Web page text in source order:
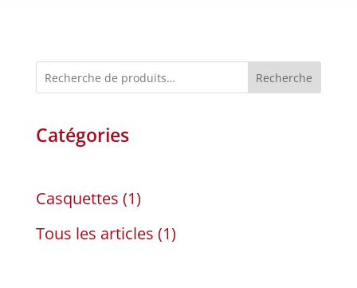
Recherche
Catégories
Casquettes 11
produit
Tous les articles 11